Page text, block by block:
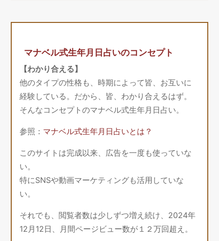
マナベル式生年月日占いのコンセプト
【わかり合える】
他のタイプの性格も、時期によって皆、お互いに
経験している。だから、皆、わかり合えるはず。
そんなコンセプトのマナベル式生年月日占い。
参照： マナベル式生年月日占いとは？
このサイトは完成以来、広告を一度も使っていな
い。
特にSNSや動画マーケティングも活用していな
い。
それでも、閲覧者数は少しずつ増え続け、2024年
12月12日、月間ページビュー数が１２万回超え。